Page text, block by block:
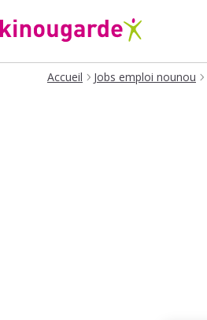
Accueil Jobs emploi nounou